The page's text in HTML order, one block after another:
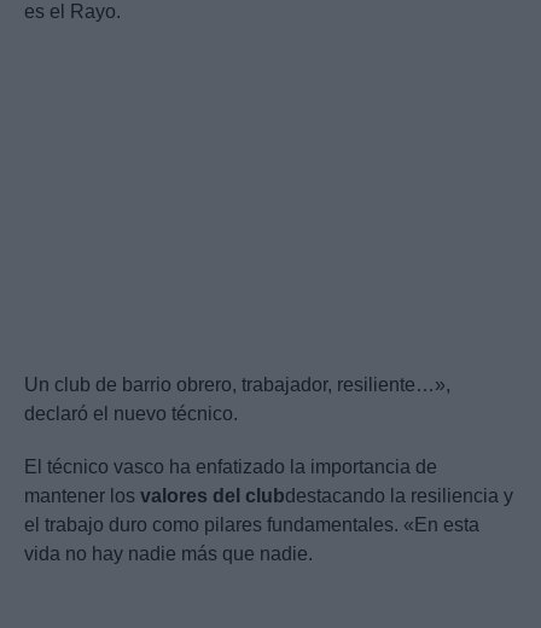
es el Rayo.
Un club de barrio obrero, trabajador, resiliente…»,
declaró el nuevo técnico.
El técnico vasco ha enfatizado la importancia de
mantener los valores del clubdestacando la resiliencia y
el trabajo duro como pilares fundamentales. «En esta
vida no hay nadie más que nadie.